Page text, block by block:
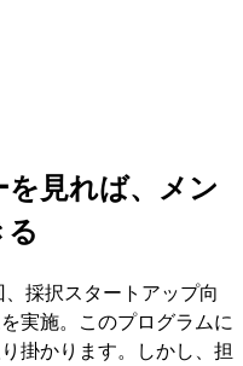
見れば、メン
採択スタートアップ向
実施。このプログラムに
掛かります。しかし、担